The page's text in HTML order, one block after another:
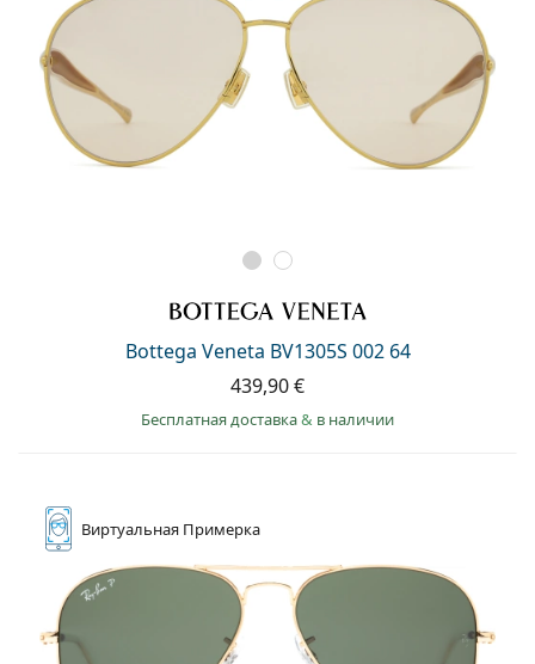
Bottega Veneta BV1305S 002 64
439,90 €
Бесплатная доставка& в наличии
Виртуальная Примерка